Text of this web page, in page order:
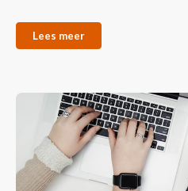
Lees meer